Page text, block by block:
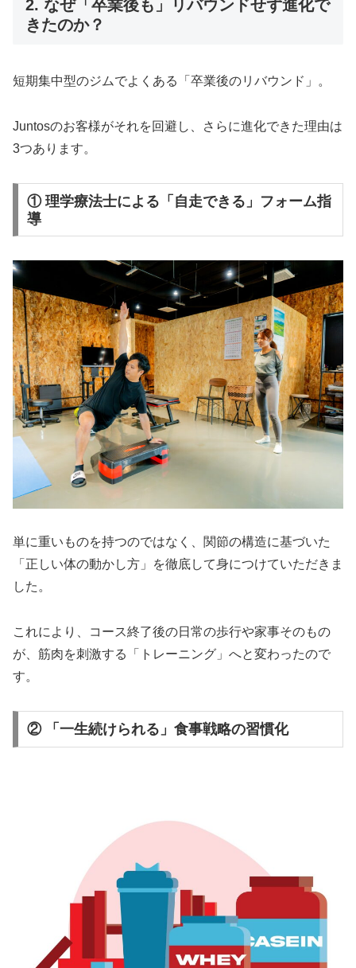
2. なぜ「卒業後も」リバウンドせず進化で
きたのか？
短期集中型のジムでよくある「卒業後のリバウンド」。
Juntosのお客様がそれを回避し、さらに進化できた理由は
3つあります。
① 理学療法士による「自走できる」フォーム指
導
単に重いものを持つのではなく、関節の構造に基づいた
「正しい体の動かし方」を徹底して身につけていただきま
した。
これにより、コース終了後の日常の歩行や家事そのもの
が、筋肉を刺激する「トレーニング」へと変わったので
す。
② 「一生続けられる」食事戦略の習慣化